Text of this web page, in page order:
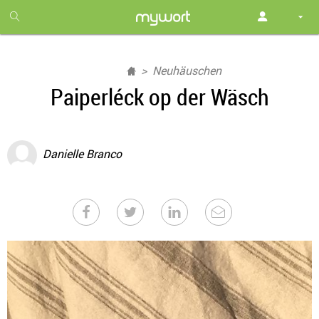
month
free
Neuhäuschen
Paiperléck op der Wäsch
Danielle Branco